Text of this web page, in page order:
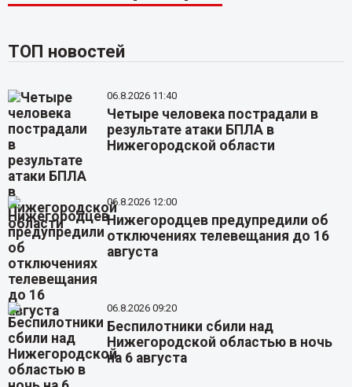
ТОП новостей
06.8.2026 11:40
Четыре человека пострадали в
результате атаки БПЛА в
Нижегородской области
06.8.2026 12:00
Нижегородцев предупредили об
отключениях телевещания до 16
августа
06.8.2026 09:20
Беспилотники сбили над
Нижегородской областью в ночь
на 6 августа